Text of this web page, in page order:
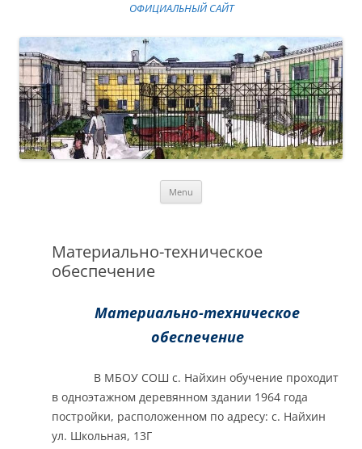
ОФИЦИАЛЬНЫЙ САЙТ
Menu
Материально-техническое
обеспечение
Материально-техническое
обеспечение
В МБОУ СОШ с. Найхин обучение проходит
в одноэтажном деревянном здании 1964 года
постройки, расположенном по адресу: с. Найхин
ул. Школьная, 13Г